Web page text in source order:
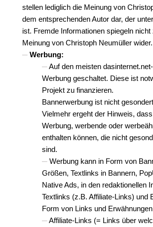
stellen lediglich die Meinung von
dem entsprechenden Autor dar, der
ist. Fremde Informationen spiegeln nicht
Meinung von Christoph Neumüller wider.
Werbung:
Auf den meisten
Werbung geschaltet. Diese ist
Projekt zu finanzieren.
Bannerwerbung ist nicht
Vielmehr ergeht der Hinweis,
Werbung, werbende oder
enthalten können, die nicht
sind.
Werbung kann in Form von
Größen, Textlinks in Bannern,
Native Ads, in den redaktionellen
Textlinks (z.B. Affiliate-Links) und
Form von Links und
Affiliate-Links (= Links über